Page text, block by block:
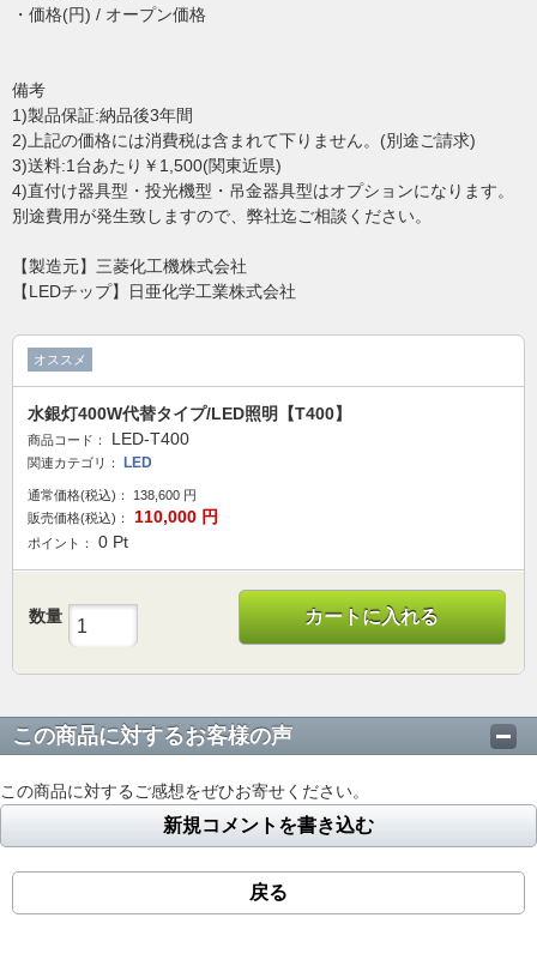
・価格(円) / オープン価格
備考
1)製品保証:納品後3年間
2)上記の価格には消費税は含まれて下りません。(別途ご請求)
3)送料:1台あたり￥1,500(関東近県)
4)直付け器具型・投光機型・吊金器具型はオプションになります。
別途費用が発生致しますので、弊社迄ご相談ください。
【製造元】三菱化工機株式会社
【LEDチップ】日亜化学工業株式会社
オススメ
水銀灯400W代替タイプ/LED照明【T400】
商品コード： LED-T400
関連カテゴリ： LED
通常価格(税込)： 138,600 円
販売価格(税込)：
110,000 円
ポイント： 0 Pt
数量 カートに入れる
この商品に対するお客様の声
この商品に対するご感想をぜひお寄せください。
新規コメントを書き込む
戻る